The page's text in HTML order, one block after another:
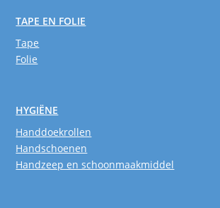
TAPE EN FOLIE
Tape
Folie
HYGIËNE
Handdoekrollen
Handschoenen
Handzeep en schoonmaakmiddel